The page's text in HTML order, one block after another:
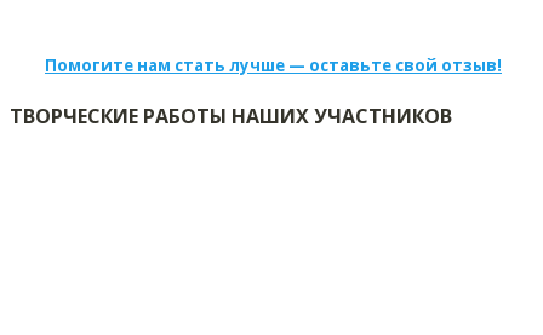
Помогите нам стать лучше — оставьте свой отзыв!
ТВОРЧЕСКИЕ РАБОТЫ НАШИХ УЧАСТНИКОВ